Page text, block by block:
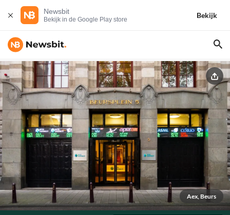
Newsbit
Bekijk in de Google Play store
Bekijk
Aex, Beurs